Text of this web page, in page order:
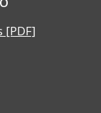
[PDF]